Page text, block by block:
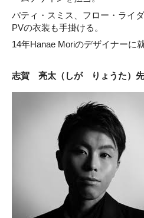
パティ・スミス、フロー・ライ
PVの衣装も手掛ける。
14年Hanae Moriのデザイナーに就
志賀 亮太（しが りょうた）